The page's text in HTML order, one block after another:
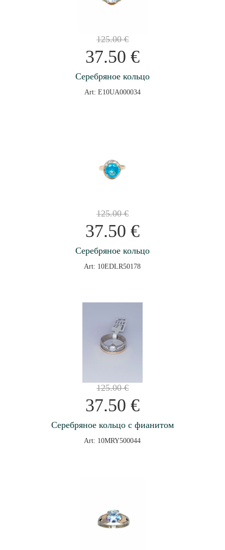
125.00€
37.50 €
Серебряное кольцо
Art: E10UA000034
125.00€
37.50 €
Серебряное кольцо
Art: 10EDLR50178
125.00€
37.50 €
Серебряное кольцо с фианитом
Art: 10MRY500044